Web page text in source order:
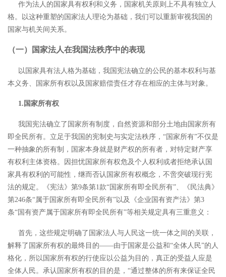
作为法人的国家具有权利和义务，国家机关原则上不具有独立人
格。以这种重塑的国家法人理论为基础，我们可以重新审视我国的
国家与机关间关系。
（一）国家法人在我国法秩序中的表现
以国家具有法人格为基础，我国宪法确立的公民的基本权利与基
本义务、国家所有权以及国家赔偿责任才存在相应的主体与对象。
1.国家所有权
我国宪法确立了国家所有制度，自然资源和部分土地由国家所有
即全民所有。立足于我国的宪制史与实定法秩序， “国家所有”不仅是
一种抽象的所有制，国家本身就是财产权的所有者，对特定财产享
有权利主体资格。
因担忧国家所有权危及个人权利或者拒绝承认国
家具有权利的可能性，继而否认国家所有权概念，不啻突破现行宪
法的规定。《宪法》第9条第1款“国家所有即全民所有”、《民法典》
第246条“属于国家所有即全民所有”以及《企业国有资产法》第3
条“国有资产属于国家所有即全民所有”等相关规定具有三重意义：
首先，这些规定明确了国家法人与人民这一统一体之间的关联，
解释了国家所有权的最终目的――由于国家是公益和“全体人民”的人
格化，所以国家所有权的行使应以公益为目的，真正的受益人应是
全体人民。承认国家所有权的目的是，“通过整体的所有来保证全民